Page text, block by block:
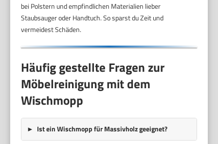
bei Polstern und empfindlichen Materialien lieber
Staubsauger oder Handtuch. So sparst du Zeit und
vermeidest Schäden.
Häufig gestellte Fragen zur
Möbelreinigung mit dem
Wischmopp
Ist ein Wischmopp für Massivholz geeignet?